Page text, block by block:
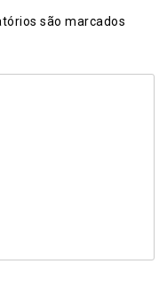
são marcados